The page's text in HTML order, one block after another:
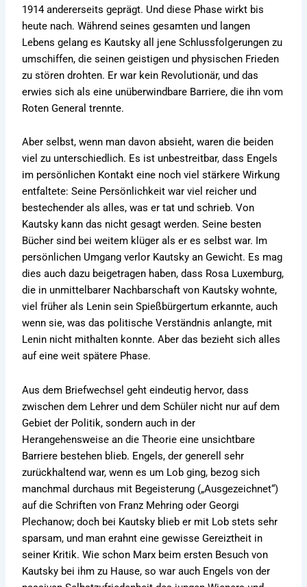
1914 andererseits geprägt. Und diese Phase wirkt bis
heute nach. Während seines gesamten und langen
Lebens gelang es Kautsky all jene Schlussfolgerungen zu
umschiffen, die seinen geistigen und physischen Frieden
zu stören drohten. Er war kein Revolutionär, und das
erwies sich als eine unüberwindbare Barriere, die ihn vom
Roten General trennte.
Aber selbst, wenn man davon absieht, waren die beiden
viel zu unterschiedlich. Es ist unbestreitbar, dass Engels
im persönlichen Kontakt eine noch viel stärkere Wirkung
entfaltete: Seine Persönlichkeit war viel reicher und
bestechender als alles, was er tat und schrieb. Von
Kautsky kann das nicht gesagt werden. Seine besten
Bücher sind bei weitem klüger als er es selbst war. Im
persönlichen Umgang verlor Kautsky an Gewicht. Es mag
dies auch dazu beigetragen haben, dass Rosa Luxemburg,
die in unmittelbarer Nachbarschaft von Kautsky wohnte,
viel früher als Lenin sein Spießbürgertum erkannte, auch
wenn sie, was das politische Verständnis anlangte, mit
Lenin nicht mithalten konnte. Aber das bezieht sich alles
auf eine weit spätere Phase.
Aus dem Briefwechsel geht eindeutig hervor, dass
zwischen dem Lehrer und dem Schüler nicht nur auf dem
Gebiet der Politik, sondern auch in der
Herangehensweise an die Theorie eine unsichtbare
Barriere bestehen blieb. Engels, der generell sehr
zurückhaltend war, wenn es um Lob ging, bezog sich
manchmal durchaus mit Begeisterung („Ausgezeichnet“)
auf die Schriften von Franz Mehring oder Georgi
Plechanow; doch bei Kautsky blieb er mit Lob stets sehr
sparsam, und man erahnt eine gewisse Gereiztheit in
seiner Kritik. Wie schon Marx beim ersten Besuch von
Kautsky bei ihm zu Hause, so war auch Engels von der